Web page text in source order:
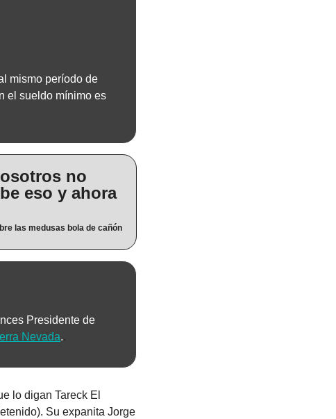
mismo período de
el sueldo mínimo es
no
eso y ahora
las medusas bola de cañón
Presidente de
Nevada..
lo digan Tareck El
Su expanita Jorge